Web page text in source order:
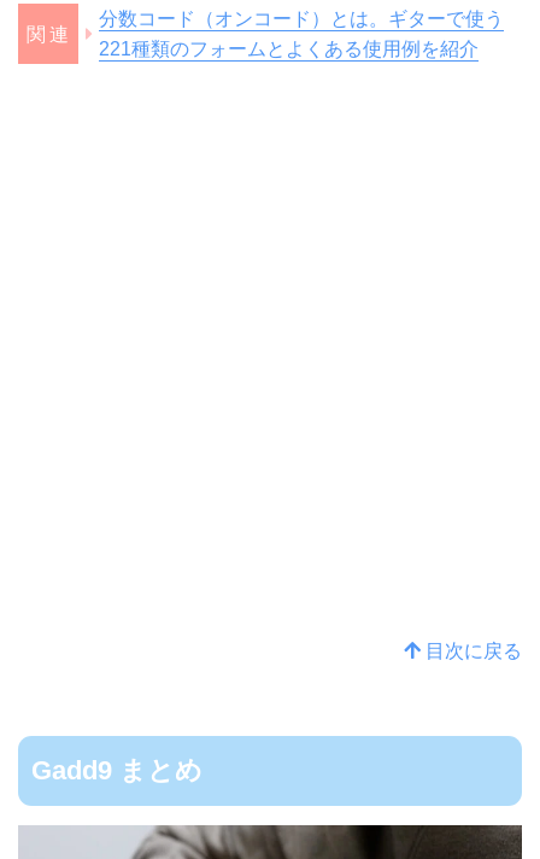
分数コード（オンコード）とは。ギターで使う
221種類のフォームとよくある使用例を紹介
目次に戻る
Gadd9 まとめ